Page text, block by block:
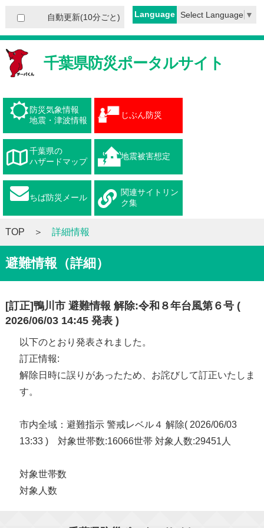
自動更新(10分ごと) Language Select Language ▼
千葉県防災ポータルサイト
防災気象情報
地震・津波情報
じぶん防災
千葉県の
ハザードマップ
地震被害想定
ちば防災メール
関連サイトリン
ク集
TOP 詳細情報
避難情報（詳細）
[訂正]鴨川市 避難情報 解除:令和８年台風第６号 (
2026/06/03 14:45 発表 )
以下のとおり発表されました。
訂正情報:
解除日時に誤りがあったため、お詫びして訂正いたしま
す。
市内全域：避難指示 警戒レベル４ 解除( 2026/06/03
13:33 ) 対象世帯数:16066世帯 対象人数:29451人
対象世帯数
対象人数